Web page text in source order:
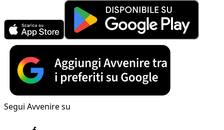
Segui Avvenire su